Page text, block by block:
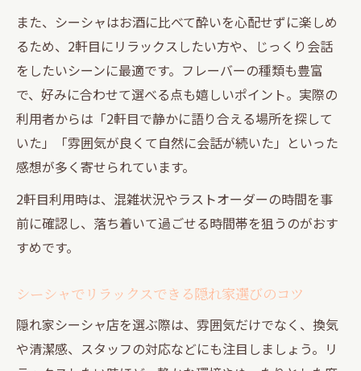
また、シーシャはお酒に比べて酔いを心配せずに楽しめ
るため、2軒目にリラックスしたい方や、じっくり会話
をしたいシーンに最適です。フレーバーの種類も豊富
で、好みに合わせて選べる点も嬉しいポイント。実際の
利用者からは「2軒目で静かに語り合える場所を探して
いた」「雰囲気が良くて自然に会話が続いた」といった
感想が多く寄せられています。
2軒目利用時は、混雑状況やラストオーダーの時間を事
前に確認し、落ち着いて過ごせる時間帯を狙うのがおす
すめです。
シーシャでリラックスできる隠れ家選びのコツ
隠れ家シーシャ店を選ぶ際は、雰囲気だけでなく、換気
や清潔感、スタッフの対応などにも注目しましょう。リ